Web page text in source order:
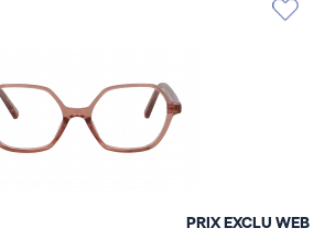
PRIX EXCLU WEB